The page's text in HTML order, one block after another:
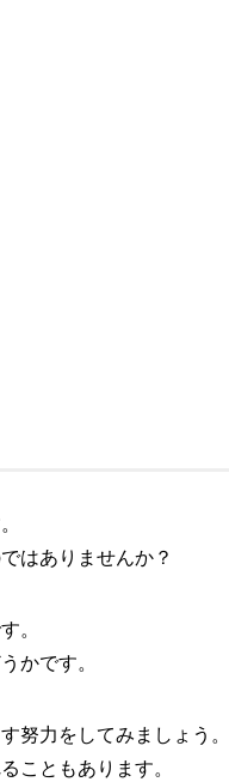
はありませんか？
。
かです。
努力をしてみましょう。
こともあります。